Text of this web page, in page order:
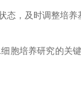
，及时调整培养
胞培养研究的关